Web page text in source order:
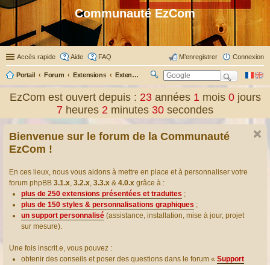
Communauté EzCom
Accès rapide Aide FAQ Connexion
M’enregistrer
Portail Forum Extensions Extensions présentées & traduites
er
EzCom est ouvert depuis : 23 années1 mois0 jours
7 heures 2 minutes 31 secondes
Bienvenue sur le forum de la Communauté
EzCom !
En ces lieux, nous vous aidons à mettre en place et à personnaliser votre
forum phpBB 3.1.x, 3.2.x, 3.3.x & 4.0.x grâce à :
plus de 250 extensions présentées et traduites ;
plus de 150 styles & personnalisations graphiques ;
un support personnalisé (assistance, installation, mise à jour, projet
sur mesure).
Une fois inscrit.e, vous pouvez :
obtenir des conseils et poser des questions dans le forum « Support